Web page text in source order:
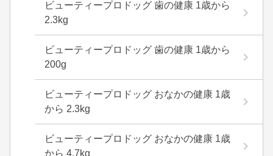
ビューティープロドッグ 歯の健康 1歳から
2.3kg
ビューティープロドッグ 歯の健康 1歳から
200g
ビューティープロドッグ おなかの健康 1歳
から 2.3kg
ビューティープロドッグ おなかの健康 1歳
から 4.7kg